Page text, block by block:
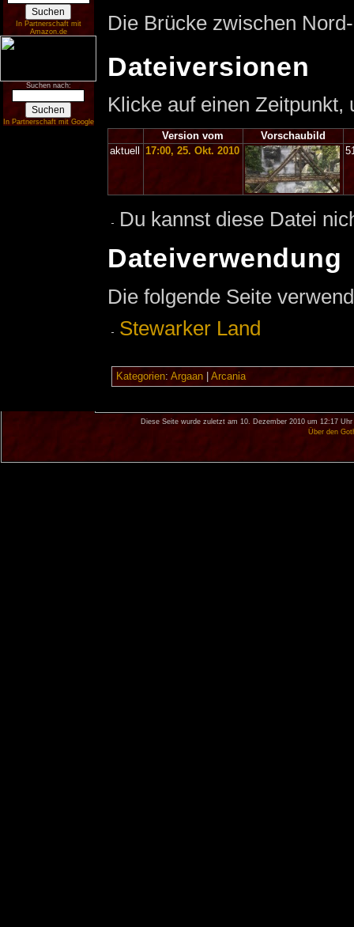
In Partnerschaft mit
Amazon.de
Suchen nach:
In Partnerschaft mit Google
Die Brücke zwischen
Dateiversionen
Klicke auf einen
Version vom
Vorschaubild
aktuell
17:00, 25. Okt. 2010
Du kannst diese Datei
Dateiverwendung
Die folgende Seite
Stewarker Land
Kategorien: Argaan| Arcania
Diese Seite wurde zuletzt am 10. Dezember 2010 um 12:17 Uhr
Über den